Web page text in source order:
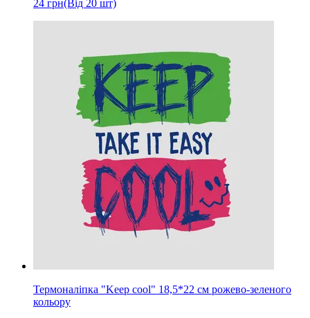
24 грн(Від 20 шт)
Термоналіпка "Keep cool" 18,5*22 см рожево-зеленого
кольору